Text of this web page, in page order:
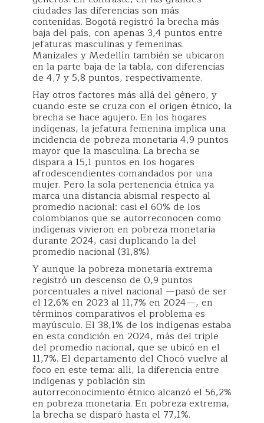
ciudades las diferencias son más
contenidas. Bogotá registró la brecha más
baja del país, con apenas 3,4 puntos entre
jefaturas masculinas y femeninas.
Manizales y Medellín también se ubicaron
en la parte baja de la tabla, con diferencias
de 4,7 y 5,8 puntos, respectivamente.
Hay otros factores más allá del género, y
cuando este se cruza con el origen étnico, la
brecha se hace agujero. En los hogares
indígenas, la jefatura femenina implica una
incidencia de pobreza monetaria 4,9 puntos
mayor que la masculina. La brecha se
dispara a 15,1 puntos en los hogares
afrodescendientes comandados por una
mujer. Pero la sola pertenencia étnica ya
marca una distancia abismal respecto al
promedio nacional: casi el 60% de los
colombianos que se autorreconocen como
indígenas vivieron en pobreza monetaria
durante 2024, casi duplicando la del
promedio nacional (31,8%).
Y aunque la pobreza monetaria extrema
registró un descenso de 0,9 puntos
porcentuales a nivel nacional —pasó de ser
el 12,6% en 2023 al 11,7% en 2024—, en
términos comparativos el problema es
mayúsculo. El 38,1% de los indígenas estaba
en esta condición en 2024, más del triple
del promedio nacional, que se ubicó en el
11,7%. El departamento del Chocó vuelve al
foco en este tema: allí, la diferencia entre
indígenas y población sin
autorreconocimiento étnico alcanzó el 56,2%
en pobreza monetaria. En pobreza extrema,
la brecha se disparó hasta el 77,1%.